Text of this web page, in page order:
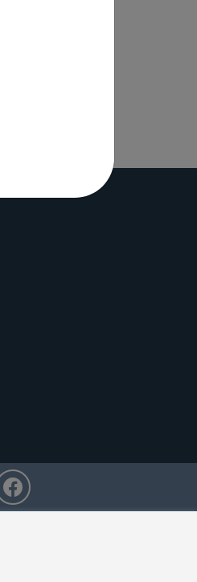
élevée en
pour
85g